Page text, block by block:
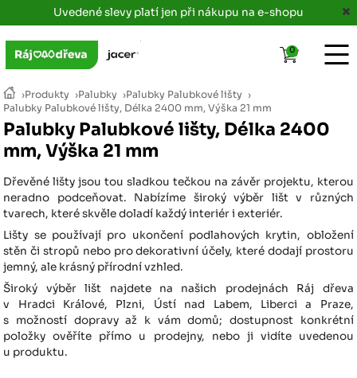
Uvedené slevy platí jen při nákupu na e-shopu
›Produkty ›Palubky ›Palubky Palubkové lišty ›
Palubky Palubkové lišty, Délka 2400 mm, Výška 21 mm
Palubky Palubkové lišty, Délka 2400
mm, Výška 21 mm
Dřevěné lišty jsou tou sladkou tečkou na závěr projektu, kterou
neradno podceňovat. Nabízíme široký výběr lišt v různých
tvarech, které skvěle doladí každý interiér i exteriér.
Lišty se používají pro ukončení podlahových krytin, obložení
stěn či stropů nebo pro dekorativní účely, které dodají prostoru
jemný, ale krásný přírodní vzhled.
Široký výběr lišt najdete na našich prodejnách Ráj dřeva
v Hradci Králové, Plzni, Ústí nad Labem, Liberci a Praze,
s možností dopravy až k vám domů; dostupnost konkrétní
položky ověříte přímo u prodejny, nebo ji vidíte uvedenou
u produktu.
0